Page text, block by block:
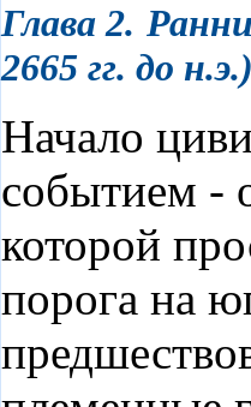
Глава 2.
2665 гг. до н.
Начало
событием -
которой
порога на